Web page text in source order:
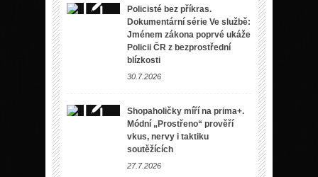
Policisté bez příkras.
Dokumentární série Ve službě:
Jménem zákona poprvé ukáže
Policii ČR z bezprostřední
blízkosti
30.7.2026
Shopaholičky míří na prima+.
Módní „Prostřeno“ prověří
vkus, nervy i taktiku
soutěžících
27.7.2026